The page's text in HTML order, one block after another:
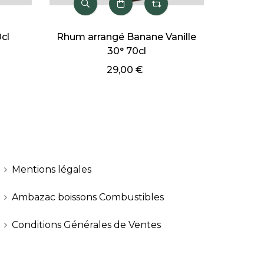
Rhum arrangé Saint James
Banane Flambée 35° 70cl
Rhum Cap
Mentions légales
Ambazac boissons Combustibles
Conditions Générales de Ventes